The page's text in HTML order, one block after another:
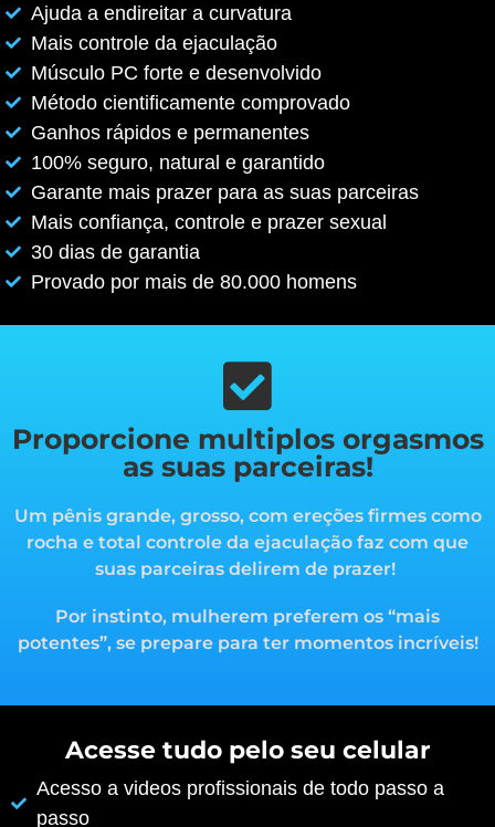
Ajuda a endireitar a curvatura
Mais controle da ejaculação
Músculo PC forte e desenvolvido
Método cientificamente comprovado
Ganhos rápidos e permanentes
100% seguro, natural e garantido
Garante mais prazer para as suas parceiras
Mais confiança, controle e prazer sexual
30 dias de garantia
Provado por mais de 80.000 homens
Proporcione multiplos orgasmos
as suas parceiras!
Um pênis grande, grosso, com ereções firmes como
rocha e total controle da ejaculação faz com que
suas parceiras delirem de prazer!
Por instinto, mulherem preferem os “mais
potentes”, se prepare para ter momentos incríveis!
Acesse tudo pelo seu celular
Acesso a videos profissionais de todo passo a
passo